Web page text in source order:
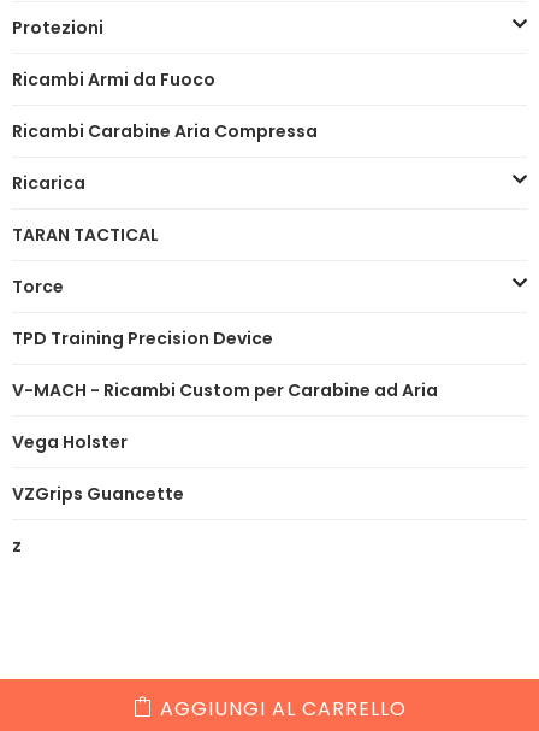
AGGIUNGI AL CARRELLO
Protezioni
Ricambi Armi da Fuoco
Ricambi Carabine Aria Compressa
Ricarica
TARAN TACTICAL
Torce
TPD Training Precision Device
V-MACH - Ricambi Custom per Carabine ad Aria
Vega Holster
VZGrips Guancette
z